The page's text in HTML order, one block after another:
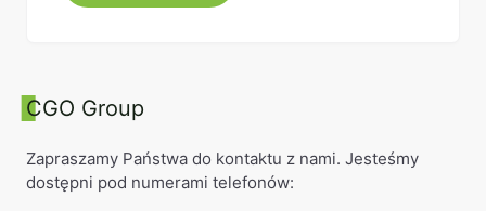
CGO Group
Zapraszamy Państwa do kontaktu z nami. Jesteśmy
dostępni pod numerami telefonów: